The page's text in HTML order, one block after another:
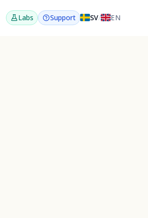
Labs Support SV/ EN